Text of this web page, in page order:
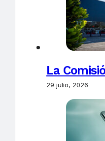
La
29 julio, 2026